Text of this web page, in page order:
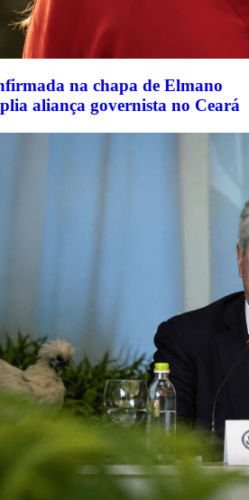
na chapa de Elmano
aliança governista no Ceará